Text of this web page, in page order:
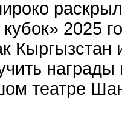
2025
театре